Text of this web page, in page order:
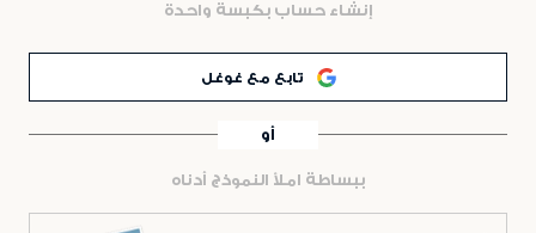
إنشاء حساب بكبسة واحدة
تابع مع غوغل
أو
ببساطة املأ النموذج أدناه